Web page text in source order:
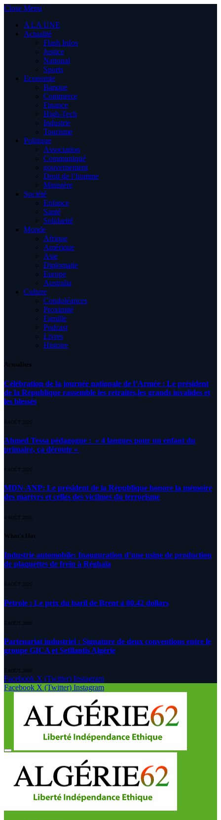
Close Menu
A LA UNE
Actualité
Flash Infos
Justice
National
Sports
Economie
Banque
Commerce
Finance
High-Tech
Industrie
Tourisme
Politique
Association
Communiqué
gouvernement
Droit de l’homme
Ministère
Société
Enfance
Santé
Solidarité
Monde
Afrique
Amérique
Asie
Diplomatie
Europe
Australia
Culture
Condoléances
Proximité
Famille
Podcast
Livres
Histoire
Actualités
Célébration de la journée nationale de l’Armée : Le président
de la République rassemble les retraités,les grands invalides et
les blessés
5 AOÛT 2026
Ahmed Tessa pédagogue : » 4 langues pour un enfant du
primaire, ça déroute «
4 AOÛT 2026
MDN-ANP: Le président de la République honore la mémoire
des martyrs et celles des victimes du terrorisme
4 AOÛT 2026
What's Hot
Industrie automobile: Inauguration d’une usine de production
de plaquettes de frein à Réghaïa
5 AOÛT 2026
Pétrole : Le prix du baril de Brent à 80.42 dollars
5 AOÛT 2026
Partenariat industriel : Signature de deux conventions entre le
groupe GICA et Setllantis Algérie
5 AOÛT 2026
Facebook X (Twitter) Instagram
Facebook X (Twitter) Instagram